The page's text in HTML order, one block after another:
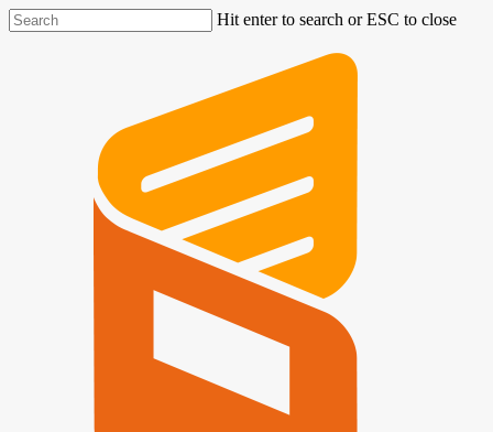
Hit enter to search or ESC to close